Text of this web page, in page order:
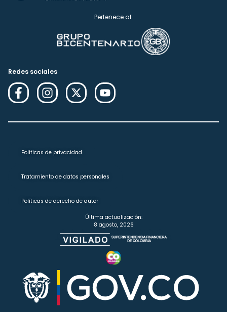
Pertenece al:
Redes sociales
Políticas de privacidad
Tratamiento de datos personales
Políticas de derecho de autor
Última actualización:
8 agosto, 2026